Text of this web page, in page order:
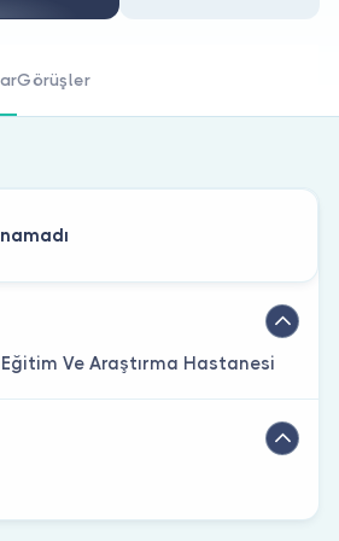
Görüşler
Ve Araştırma Hastanesi